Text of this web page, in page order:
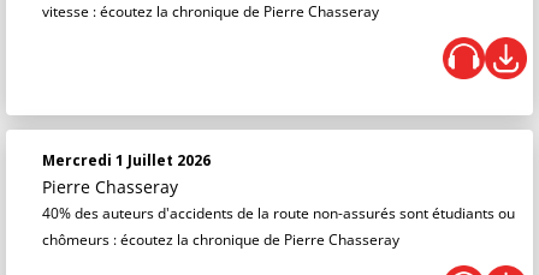
vitesse : écoutez la chronique de Pierre Chasseray
Mercredi 1 Juillet 2026
Pierre Chasseray
40% des auteurs d'accidents de la route non-assurés sont étudiants ou
chômeurs : écoutez la chronique de Pierre Chasseray